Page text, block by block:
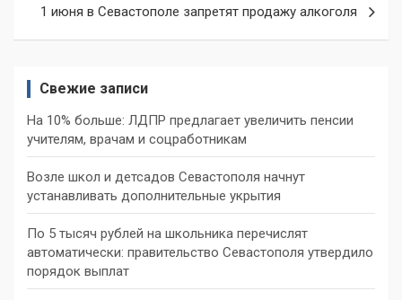
1 июня в Севастополе запретят продажу алкоголя
Свежие записи
На 10% больше: ЛДПР предлагает увеличить пенсии
учителям, врачам и соцработникам
Возле школ и детсадов Севастополя начнут
устанавливать дополнительные укрытия
По 5 тысяч рублей на школьника перечислят
автоматически: правительство Севастополя утвердило
порядок выплат